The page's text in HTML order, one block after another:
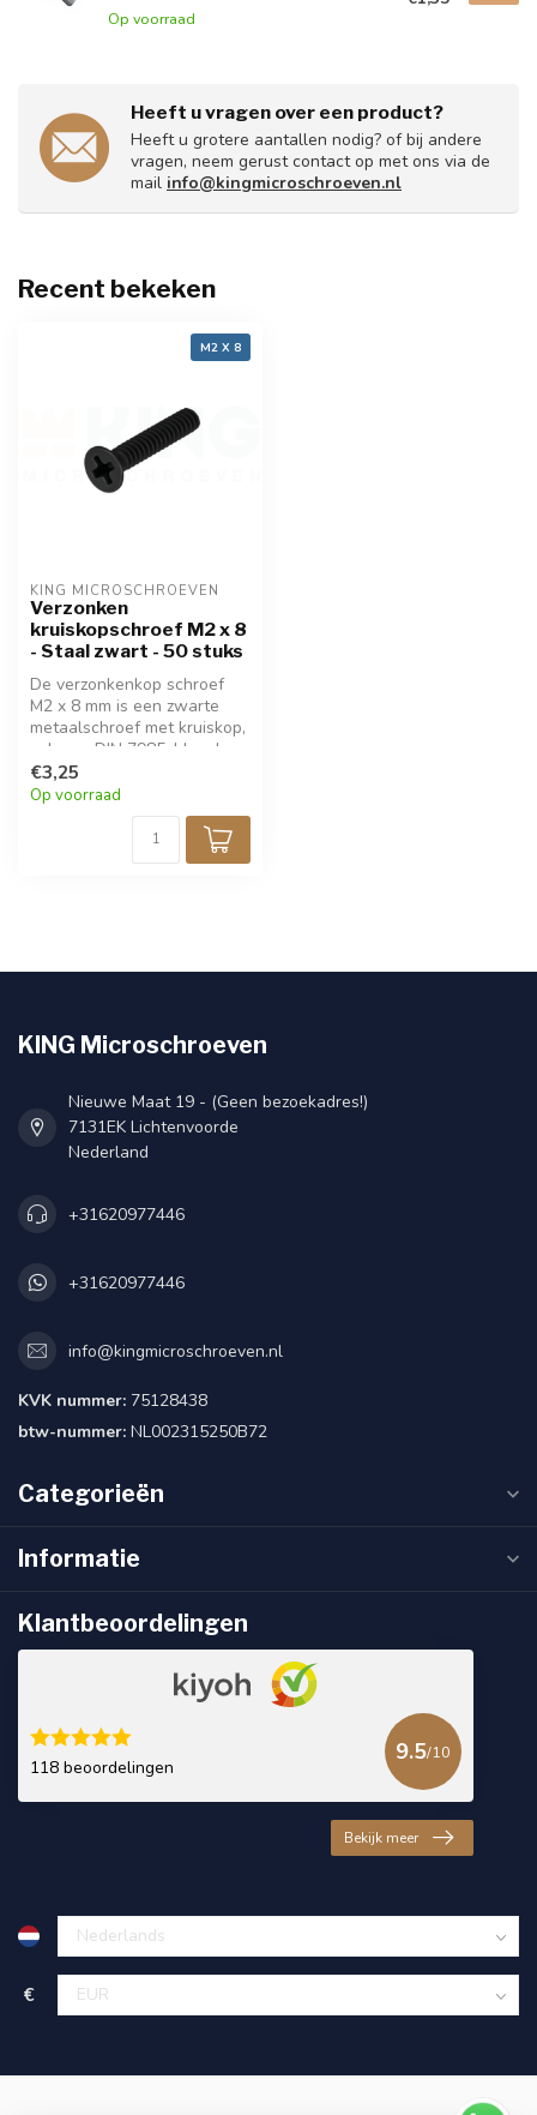
Op voorraad
Heeft u vragen over een product?
Heeft u grotere aantallen nodig? of bij andere
vragen, neem gerust contact op met ons via de
mail info@kingmicroschroeven.nl
Recent bekeken
M2 X 8
KING MICROSCHROEVEN
Verzonken
kruiskopschroef M2 x 8
- Staal zwart - 50 stuks
De verzonkenkop schroef
M2 x 8 mm is een zwarte
metaalschroef met kruiskop,
volgens DIN 7985. Ideaal
voor precisiewerk in
modelbouw en elektronica.
Verpakt per 50 stuks. Voor
bevestigingen waar de
schroef verzonken moet
€3,25
Op voorraad
KING Microschroeven
Nieuwe Maat 19 - (Geen bezoekadres!)
7131EK Lichtenvoorde
Nederland
+31620977446
+31620977446
info@kingmicroschroeven.nl
KVK nummer: 75128438
btw-nummer: NL002315250B72
Categorieën
Informatie
Klantbeoordelingen
118 beoordelingen
9.5/10
Bekijk meer
€